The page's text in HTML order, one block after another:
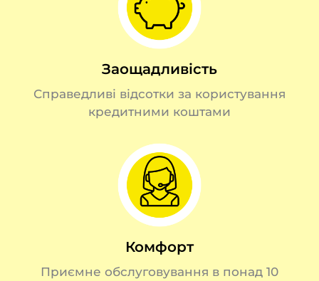
Заощадливість
Справедливі відсотки за користування
кредитними коштами
Комфорт
Приємне обслуговування в понад 10